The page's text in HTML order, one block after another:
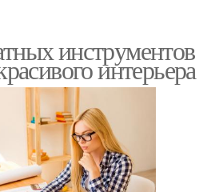
инструментов
интерьера